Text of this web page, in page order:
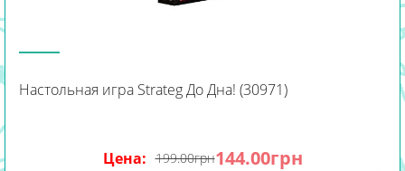
Настольная игра Strateg До Дна! (30971)
Цена: 199.00грн144.00грн